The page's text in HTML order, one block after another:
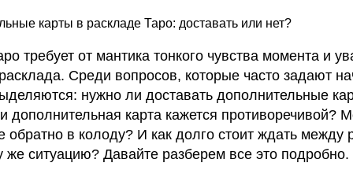
требует от мантика тонкого чувства момента и
расклада. Среди вопросов, которые часто задают
нужно ли доставать дополнительные
дополнительная карта кажется противоречивой?
обратно в колоду? И как долго стоит ждать между
же ситуацию? Давайте разберем все это подробно.